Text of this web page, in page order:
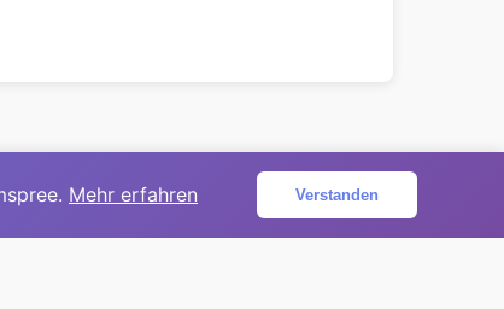
Mehr erfahren Verstanden